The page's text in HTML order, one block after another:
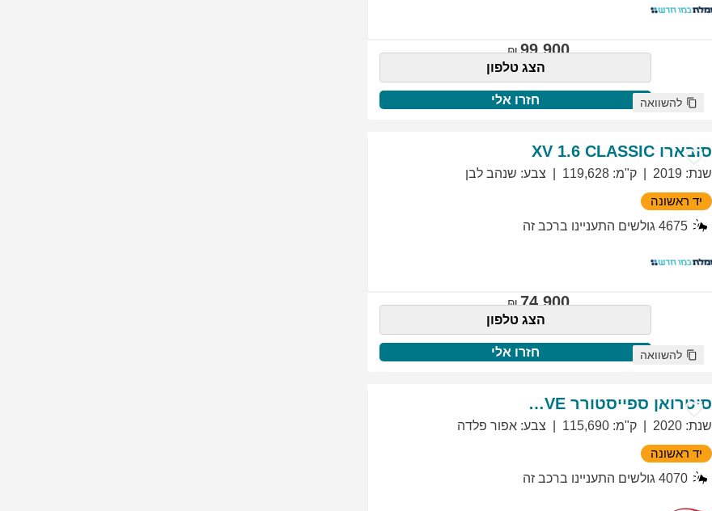
99,900
הצג טלפון
חזרו אלי להשוואה
סובארו XV 1.6 CLASSIC
שנת:
2019 ק"מ:
119,628 צבע: שנהב לבן
יד ראשונה
4675 גולשים התעניינו ברכב זה
74,900
הצג טלפון
חזרו אלי להשוואה
סיטרואן ספייסטורר EXCLUSIVE
שנת:
2020 ק"מ:
115,690 צבע: אפור פלדה
יד ראשונה
4070 גולשים התעניינו ברכב זה